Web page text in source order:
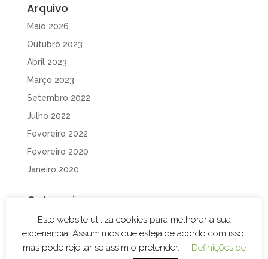
Arquivo
Maio 2026
Outubro 2023
Abril 2023
Março 2023
Setembro 2022
Julho 2022
Fevereiro 2022
Fevereiro 2020
Janeiro 2020
Categorias
Branding
Decoração de Espaços
Decoração de Viaturas
Este website utiliza cookies para melhorar a sua
experiência. Assumimos que esteja de acordo com isso,
mas pode rejeitar se assim o pretender.
Definições de